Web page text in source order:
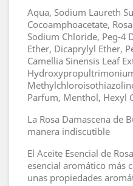
Aqua, Sodium Laureth
Cocoamphoacetate,
Sodium Chloride, Peg-4
Ether, Dicaprylyl Ether,
Camellia Sinensis Leaf
Parfum, Menthol, Hexyl
La Rosa Damascena de
manera indiscutible
El Aceite Esencial de
esencial aromático más
unas propiedades